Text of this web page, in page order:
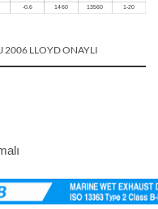
2006 LLOYD ONAYLI